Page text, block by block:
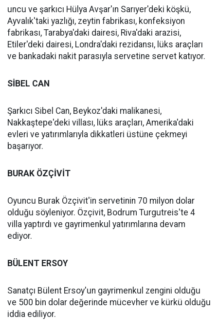
uncu ve şarkıcı Hülya Avşar'ın Sarıyer'deki köşkü,
Ayvalık'taki yazlığı, zeytin fabrikası, konfeksiyon
fabrikası, Tarabya'daki dairesi, Riva'daki arazisi,
Etiler'deki dairesi, Londra'daki rezidansı, lüks araçları
ve bankadaki nakit parasıyla servetine servet katıyor.
SİBEL CAN
Şarkıcı Sibel Can, Beykoz'daki malikanesi,
Nakkaştepe'deki villası, lüks araçları, Amerika'daki
evleri ve yatırımlarıyla dikkatleri üstüne çekmeyi
başarıyor.
BURAK ÖZÇİVİT
Oyuncu Burak Özçivit'in servetinin 70 milyon dolar
olduğu söyleniyor. Özçivit, Bodrum Turgutreis'te 4
villa yaptırdı ve gayrimenkul yatırımlarına devam
ediyor.
BÜLENT ERSOY
Sanatçı Bülent Ersoy'un gayrimenkul zengini olduğu
ve 500 bin dolar değerinde mücevher ve kürkü olduğu
iddia ediliyor.